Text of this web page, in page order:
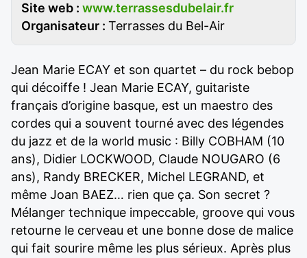
Site web : www.terrassesdubelair.fr
Organisateur : Terrasses du Bel-Air
Jean Marie ECAY et son quartet – du rock bebop
qui décoiffe ! Jean Marie ECAY, guitariste
français d’origine basque, est un maestro des
cordes qui a souvent tourné avec des légendes
du jazz et de la world music : Billy COBHAM (10
ans), Didier LOCKWOOD, Claude NOUGARO (6
ans), Randy BRECKER, Michel LEGRAND, et
même Joan BAEZ… rien que ça. Son secret ?
Mélanger technique impeccable, groove qui vous
retourne le cerveau et une bonne dose de malice
qui fait sourire même les plus sérieux. Après plus